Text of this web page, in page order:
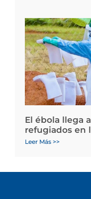
El ébola llega
refugiados en
Leer Más >>